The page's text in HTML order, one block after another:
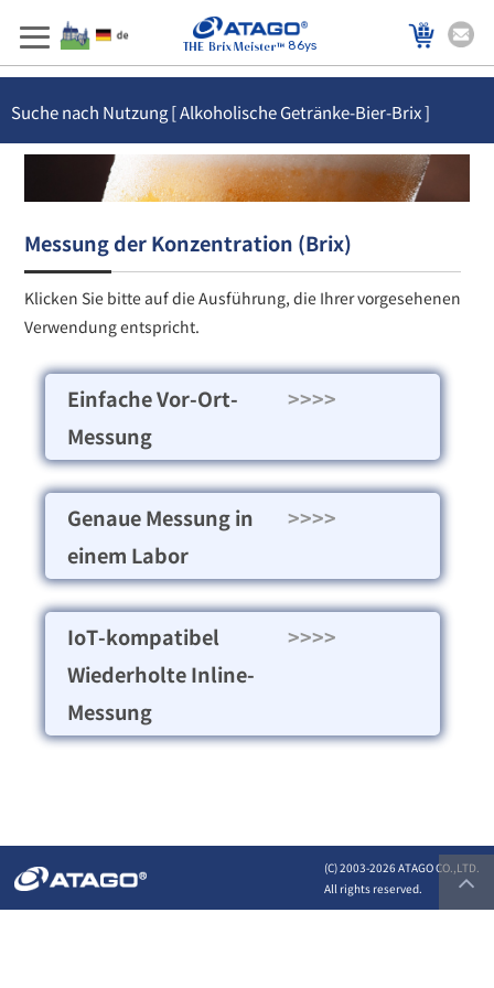
86ys
Suche nach Nutzung [ Alkoholische Getränke-Bier-Brix ]
Messung der Konzentration (Brix)
Klicken Sie bitte auf die Ausführung, die Ihrer vorgesehenen
Verwendung entspricht.
Einfache Vor-Ort-
Messung
>>>>
Genaue Messung in
einem Labor
>>>>
IoT-kompatibel
Wiederholte Inline-
Messung
>>>>
(C) 2003-2026 ATAGO CO.,LTD.
All rights reserved.